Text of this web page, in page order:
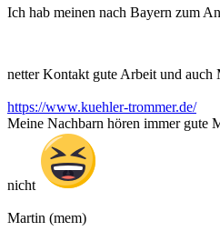
Ich hab meinen nach Bayern zum
netter Kontakt gute Arbeit und auch
https://www.kuehler-trommer.de/
Meine Nachbarn hören immer gute
nicht
Martin (mem)